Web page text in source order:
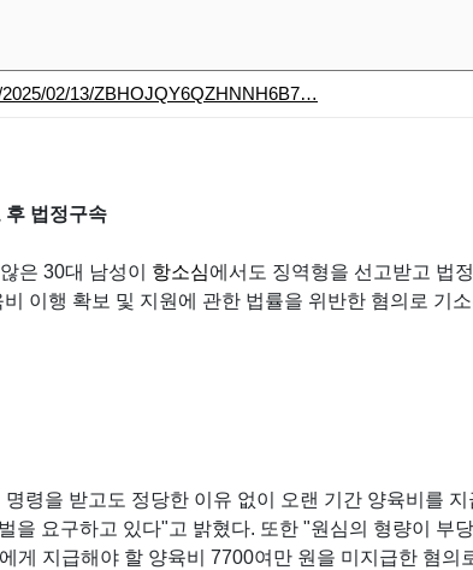
02/13/ZBHOJQY6QZHNNH6B7…
후 법정구속
은 30대 남성이 항소심에서도 징역형을 선고받고 법
이행 확보 및 지원에 관한 법률을 위반한 혐의로 기
령을 받고도 정당한 이유 없이 오랜 기간 양육비를
을 요구하고 있다"고 밝혔다. 또한 "원심의 형량이 부
게 지급해야 할 양육비 7700여만 원을 미지급한 혐의